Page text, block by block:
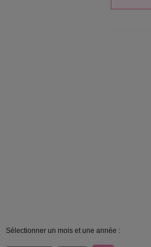
Sélectionner un mois et une année :